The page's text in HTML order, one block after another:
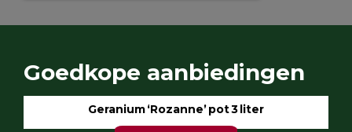
Goedkope aanbiedingen
Geranium ‘Rozanne’ pot 3 liter